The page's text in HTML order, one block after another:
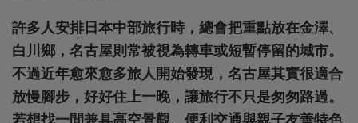
許多人安排日本中部旅行時，總會把重點放在金澤、
白川鄉，名古屋則常被視為轉車或短暫停留的城市。
不過近年愈來愈多旅人開始發現，名古屋其實很適合
放慢腳步，好好住上一晚，讓旅行不只是匆匆路過。
若想找一間兼具高空景觀、便利交通與親子友善特色